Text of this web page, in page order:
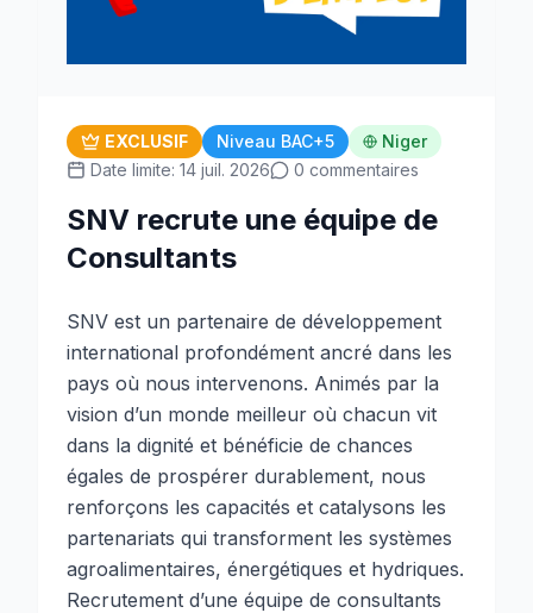
EXCLUSIF Niveau BAC+5
Niger
Date limite: 14 juil. 2026
0 commentaires
SNV recrute une équipe de
Consultants
SNV est un partenaire de développement
international profondément ancré dans les
pays où nous intervenons. Animés par la
vision d’un monde meilleur où chacun vit
dans la dignité et bénéficie de chances
égales de prospérer durablement, nous
renforçons les capacités et catalysons les
partenariats qui transforment les systèmes
agroalimentaires, énergétiques et hydriques.
Recrutement d’une équipe de consultants